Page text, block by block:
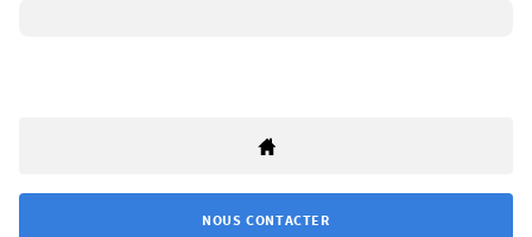
NOUS CONTACTER